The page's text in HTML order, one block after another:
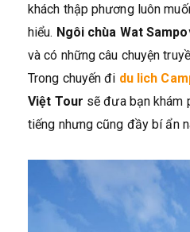
khách thập phương luôn
hiểu. Ngôi chùa Wat
và có những câu chuyện
Trong chuyến đi du lich
Việt Tour sẽ đưa bạn khám
tiếng nhưng cũng đầy bí ẩn